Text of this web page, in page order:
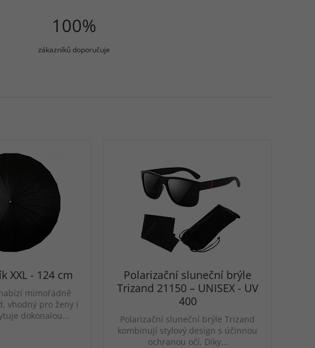
100%
zákazníků doporučuje
XXL - 124 cm
mimořádně
vhodný pro ženy i
dokonalou…
Polarizační sluneční brýle
Trizand 21150 – UNISEX - UV
400
Polarizační sluneční brýle Trizand
kombinují stylový design s účinnou
ochranou očí. Díky…